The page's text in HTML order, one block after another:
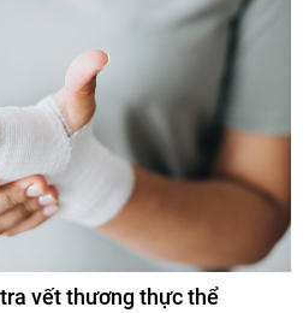
vết thương thực thể